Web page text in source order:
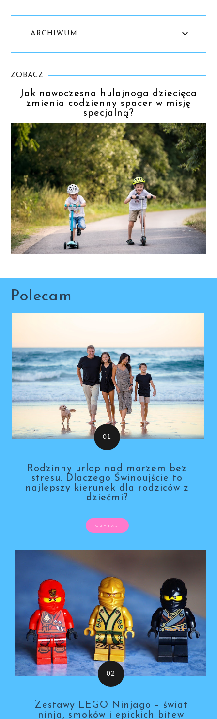
ARCHIWUM
ZOBACZ
Jak nowoczesna hulajnoga dziecięca
zmienia codzienny spacer w misję
specjalną?
Polecam
Rodzinny urlop nad morzem bez
stresu. Dlaczego Świnoujście to
najlepszy kierunek dla rodziców z
dziećmi?
CZYTAJ
Zestawy LEGO Ninjago – świat
ninja, smoków i epickich bitew